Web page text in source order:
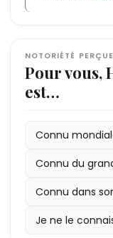
NOTORIÉTÉ PERÇUE
Pour vous,
est…
Connu
Connu du
Connu dans
Je ne le